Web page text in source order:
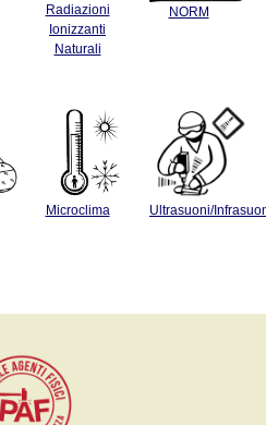
Radiazioni
Ionizzanti
Naturali
NORM
Microclima Ultrasuoni/